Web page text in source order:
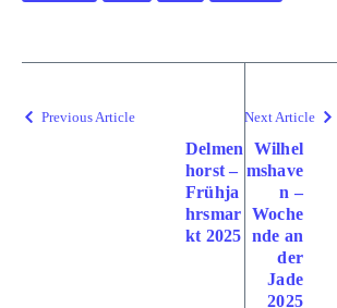
Previous Article
Delmen
horst –
Frühja
hrsmar
kt 2025
Next Article
Wilhel
mshave
n –
Woche
nde an
der
Jade
2025